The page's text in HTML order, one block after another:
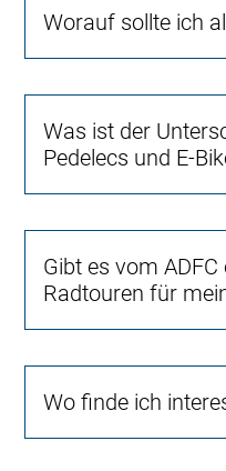
Worauf sollte ich
Was ist der
Pedelecs und E-
Gibt es vom
Radtouren für
Wo finde ich